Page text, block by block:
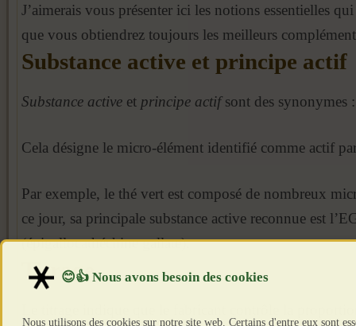
J’aimerais vous présenter ici les notions essentielles
que vous obtiendrez toujours les meilleurs
Substance active et principe actif
Substance active et principe actifsont des synonymes :
Cela désigne le micro-élément identifié comme actif
Par exemple, le thé vert est composé de nombreux
ce jour, sa principale substance active reconnue est
(épigallocathéchine gallate).
Titrage
Nous utilisons des cookies sur notre site web. Certains d'entre eux sont